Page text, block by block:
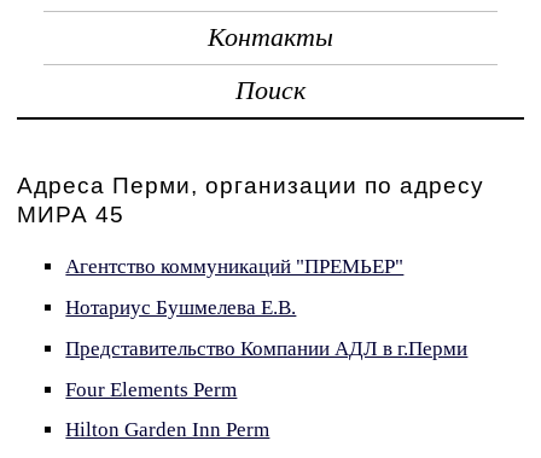
Контакты
Поиск
Адреса Перми, организации по адресу
МИРА 45
Агентство коммуникаций "ПРЕМЬЕР"
Нотариус Бушмелева Е.В.
Представительство Компании АДЛ в г.Перми
Four Elements Perm
Hilton Garden Inn Perm